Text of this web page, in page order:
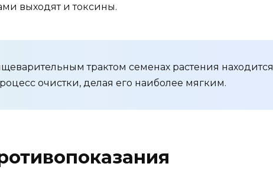
выходят и токсины.
трактом семенах растения находится
очистки, делая его наиболее мягким.